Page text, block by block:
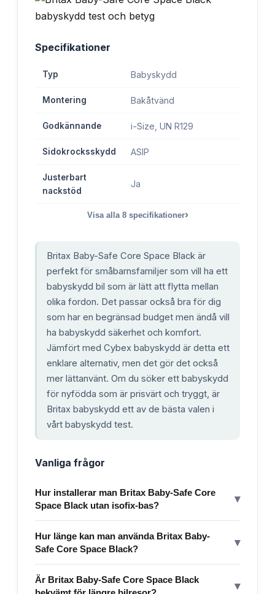
Specifikationer
Typ Babyskydd
Montering Bakåtvänd
Godkännande i-Size, UN R129
Sidokrocksskydd ASIP
Justerbart
nackstöd
Ja
Visa alla 8specifikationer›
Britax Baby-Safe Core Space Black är
perfekt för småbarnsfamiljer som vill ha ett
babyskydd bil som är lätt att flytta mellan
olika fordon. Det passar också bra för dig
som har en begränsad budget men ändå vill
ha babyskydd säkerhet och komfort.
Jämfört med Cybex babyskydd är detta ett
enklare alternativ, men det gör det också
mer lättanvänt. Om du söker ett babyskydd
för nyfödda som är prisvärt och tryggt, är
Britax babyskydd ett av de bästa valen i
vårt babyskydd test.
Vanliga frågor
Hur installerar man Britax Baby-Safe Core
Space Black utan isofix-bas?
▾
Hur länge kan man använda Britax Baby-
Safe Core Space Black?
▾
Är Britax Baby-Safe Core Space Black
▾